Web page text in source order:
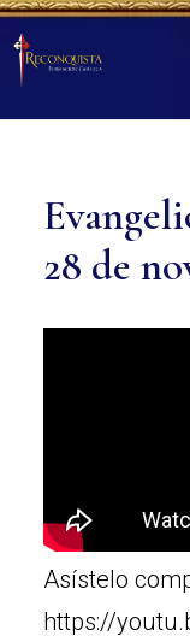
28 de
Asístelo
https://